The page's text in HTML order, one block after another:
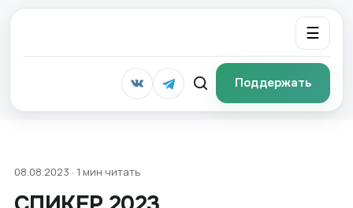
☰
Поддержать
08.08.2023 · 1 мин читать